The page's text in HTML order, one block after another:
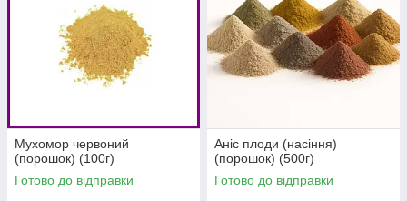
Мухомор червоний
(порошок) (100г)
Готово до відправки
Аніс плоди (насіння)
(порошок) (500г)
Готово до відправки